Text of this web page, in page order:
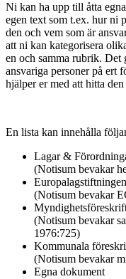
Ni kan ha upp till åtta
egen text som t.ex. hur ni
den och vem som är
att ni kan kategorisera
en och samma rubrik.
ansvariga personer på ert
hjälper er med att hitta
En lista kan innehålla
Lagar &
(Notisum bevakar
Europalagstiftningen
(Notisum bevakar
(Notisum bevakar
1976:725)
Kommunala
(Notisum bevakar
Egna dokument